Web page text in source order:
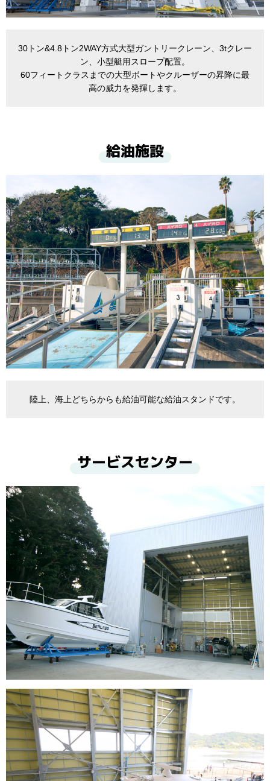
30トン&4.8トン2WAY方式大型ガントリークレーン、3tクレー
ン、小型艇用スロープ配置。
60フィートクラスまでの大型ボートやクルーザーの昇降に最
高の威力を発揮します。
給油施設
陸上、海上どちらからも給油可能な給油スタンドです。
サービスセンター